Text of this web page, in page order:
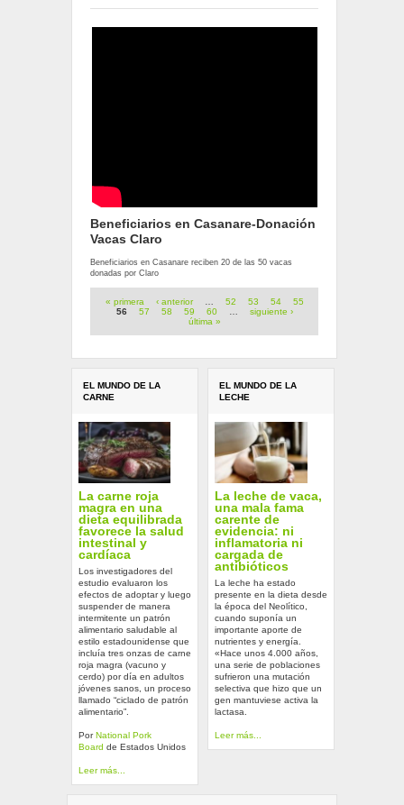
Beneficiarios en Casanare-Donación
Vacas Claro
Beneficiarios en Casanare reciben 20 de las 50 vacas
donadas por Claro
Páginas
« primera ‹ anterior … 52 53 54
55
56
57 58 59 60 …
siguiente ›
última »
EL MUNDO DE LA
CARNE
La carne roja
magra en una
dieta equilibrada
favorece la salud
intestinal y
cardíaca
Los investigadores del
estudio evaluaron los
efectos de adoptar y luego
suspender de manera
intermitente un patrón
alimentario saludable al
estilo estadounidense que
incluía tres onzas de carne
roja magra (vacuno y
cerdo) por día en adultos
jóvenes sanos, un proceso
llamado “ciclado de patrón
alimentario”.
PorNational Pork
Board de Estados Unidos
Leer más...
EL MUNDO DE LA
LECHE
La leche de vaca,
una mala fama
carente de
evidencia: ni
inflamatoria ni
cargada de
antibióticos
La leche ha estado
presente en la dieta desde
la época del Neolítico,
cuando suponía un
importante aporte de
nutrientes y energía.
«Hace unos 4.000 años,
una serie de poblaciones
sufrieron una mutación
selectiva que hizo que un
gen mantuviese activa la
lactasa.
Leer más...